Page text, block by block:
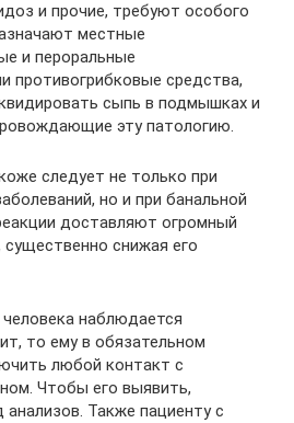
и прочие, требуют особого
местные
и пероральные
противогрибковые средства,
сыпь в подмышках и
эту патологию.
следует не только при
но и при банальной
доставляют огромный
снижая его
наблюдается
то ему в обязательном
любой контакт с
Чтобы его выявить,
Также пациенту с